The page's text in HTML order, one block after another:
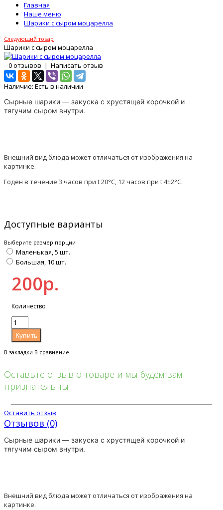
Главная
Наше меню
Шарики с сыром моцарелла
Следующий товар
Шарики с сыром моцарелла
0 отзывов | Написать отзыв
Наличие: Есть в наличии
Сырные шарики — закуска с хрустящей корочкой и
тягучим сыром внутри.
Внешний вид блюда может отличаться от изображения на
картинке.
Годен в течение 3 часов при t 20°C, 12 часов при t 4±2°C.
Доступные варианты
Выберите размер порции
Маленькая, 5 шт.
Большая, 10 шт.
200р.
Количество
В закладки В сравнение
Оставьте отзыв о товаре и мы будем вам
признательны
Оставить отзыв
Отзывов (0)
Сырные шарики — закуска с хрустящей корочкой и
тягучим сыром внутри.
Внешний вид блюда может отличаться от изображения на
картинке.